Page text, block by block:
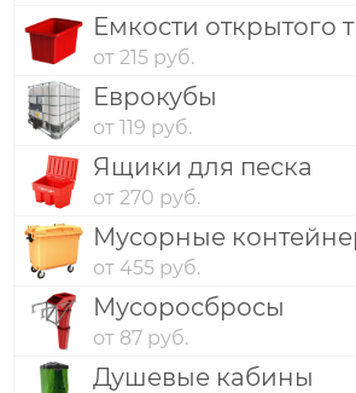
Емкости открытого
от 215 руб.
Еврокубы
от 119 руб.
Ящики для песка
от 270 руб.
Мусорные
от 455 руб.
Мусоросбросы
от 87 руб.
Душевые кабины